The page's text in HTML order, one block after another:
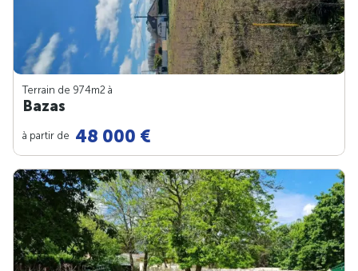
Terrain de 974m2 à
Bazas
à partir de 48 000 €